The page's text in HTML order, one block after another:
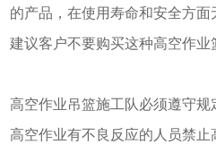
的产品，在使用寿命和安全方
建议客户不要购买这种高空作业
高空作业吊篮施工队必须遵守
高空作业有不良反应的人员禁止